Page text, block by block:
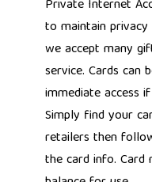
Private Internet
to maintain
we accept many
service. Cards can
immediate access
Simply find your
retailers then
the card info. Card